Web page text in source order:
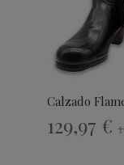
Calzado
129,97 €